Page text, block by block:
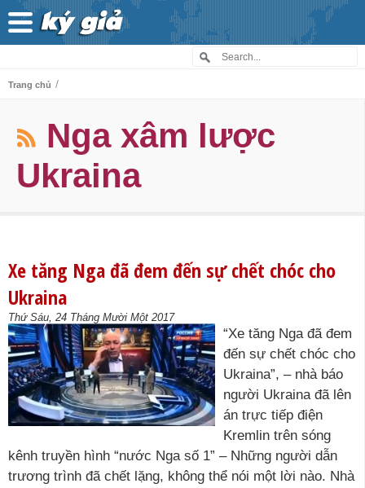
Trang chủ /
Nga xâm lược
Ukraina
Xe tăng Nga đã đem đến sự chết chóc cho
Ukraina
Thứ Sáu, 24 Tháng Mười Một 2017
“Xe tăng Nga đã đem
đến sự chết chóc cho
Ukraina”, – nhà báo
người Ukraina đã lên
án trực tiếp điện
Kremlin trên sóng
kênh truyền hình “nước Nga số 1” – Những người dẫn
trương trình đã chết lặng, không thể nói một lời nào. Nhà